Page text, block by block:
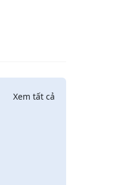
Xem tất cả